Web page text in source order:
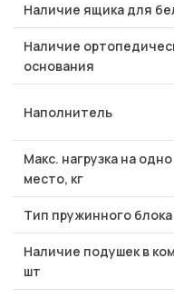
Наличие ящика для
Наличие
основания
Наполнитель
Макс. нагрузка на
место, кг
Тип пружинного блока
Наличие подушек в
шт